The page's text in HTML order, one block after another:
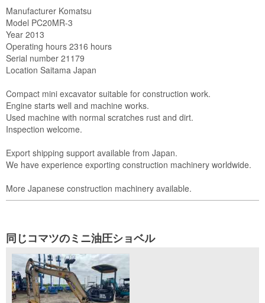
Manufacturer Komatsu
Model PC20MR-3
Year 2013
Operating hours 2316 hours
Serial number 21179
Location Saitama Japan
Compact mini excavator suitable for construction work.
Engine starts well and machine works.
Used machine with normal scratches rust and dirt.
Inspection welcome.
Export shipping support available from Japan.
We have experience exporting construction machinery worldwide.
More Japanese construction machinery available.
同じコマツのミニ油圧ショベル